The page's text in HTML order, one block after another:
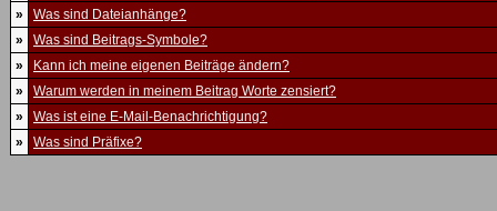
»
Was sind Dateianhänge?
»
Was sind Beitrags-Symbole?
»
Kann ich meine eigenen Beiträge ändern?
»
Warum werden in meinem Beitrag Worte zensiert?
»
Was ist eine E-Mail-Benachrichtigung?
»
Was sind Präfixe?